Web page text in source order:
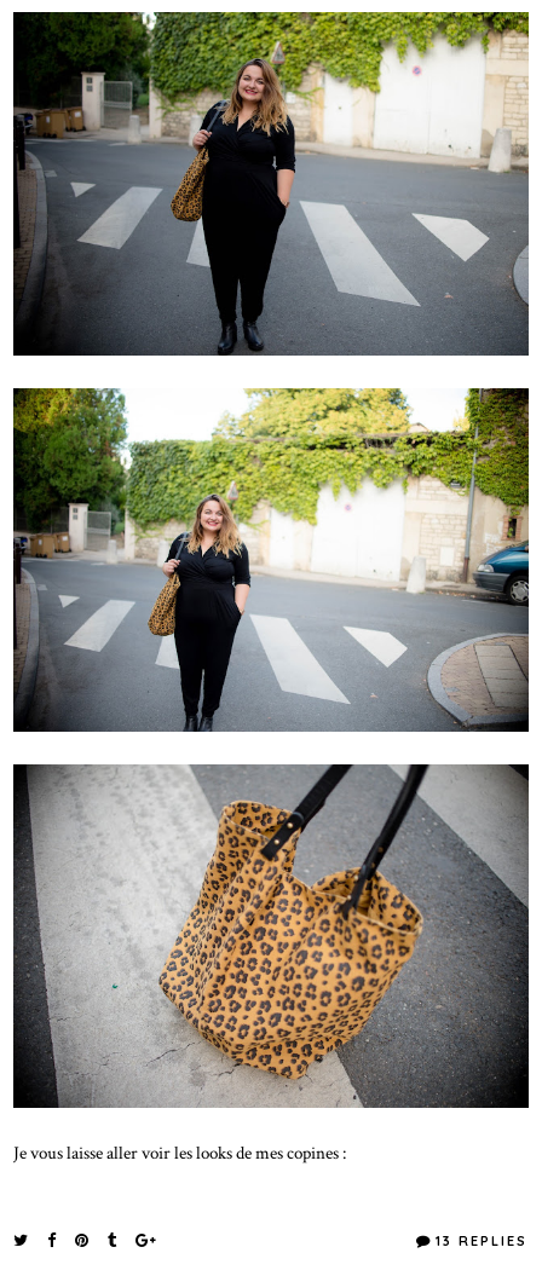
Je vous laisse aller voir les looks de mes copines :
13 REPLIES